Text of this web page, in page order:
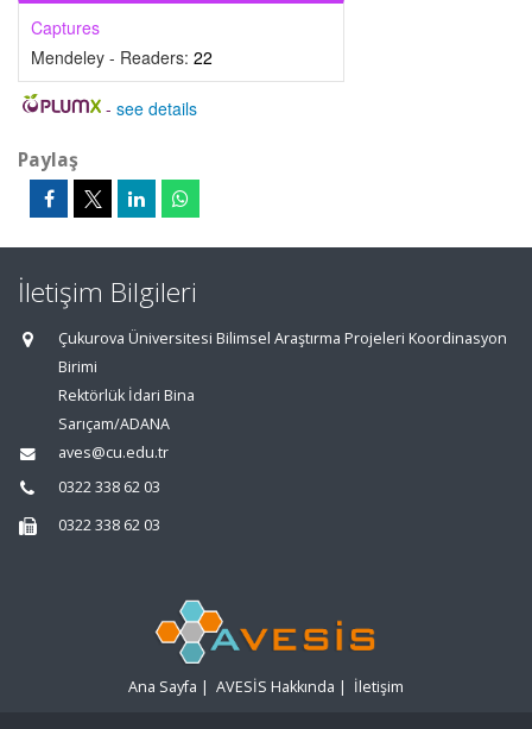
Captures
Mendeley - Readers: 22
- see details
Paylaş
İletişim Bilgileri
Çukurova Üniversitesi Bilimsel Araştırma Projeleri Koordinasyon
Birimi
Rektörlük İdari Bina
Sarıçam/ADANA
aves@cu.edu.tr
0322 338 62 03
0322 338 62 03
Ana Sayfa | AVESİS Hakkında | İletişim